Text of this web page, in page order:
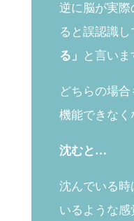
逆に脳が実際
ると誤認識し
る」
と言いま
どちらの場
機能できなく
沈むと…
沈んでいる
いるような感